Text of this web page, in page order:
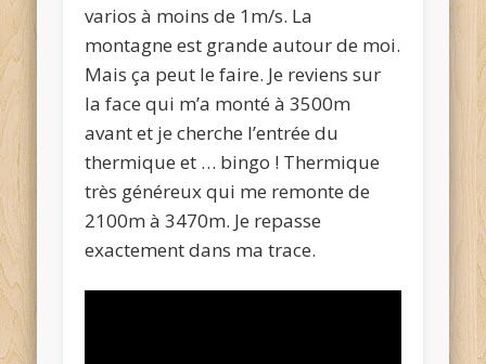
varios à moins de 1m/s. La
montagne est grande autour de moi.
Mais ça peut le faire. Je reviens sur
la face qui m’a monté à 3500m
avant et je cherche l’entrée du
thermique et … bingo ! Thermique
très généreux qui me remonte de
2100m à 3470m. Je repasse
exactement dans ma trace.